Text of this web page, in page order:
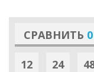
СРАВНИТЬ 0
12 24